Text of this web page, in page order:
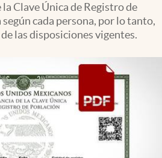
Clave Única de Registro de
cada persona, por lo tanto,
las disposiciones vigentes.